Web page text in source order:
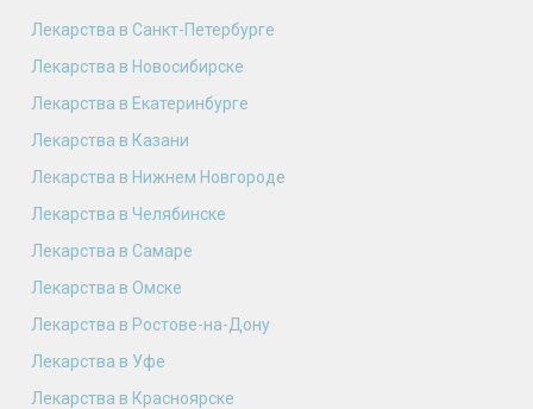
Лекарства в Санкт-Петербурге
Лекарства в Новосибирске
Лекарства в Екатеринбурге
Лекарства в Казани
Лекарства в Нижнем Новгороде
Лекарства в Челябинске
Лекарства в Самаре
Лекарства в Омске
Лекарства в Ростове-на-Дону
Лекарства в Уфе
Лекарства в Красноярске